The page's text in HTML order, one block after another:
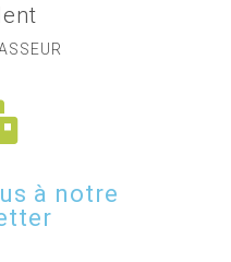
à notre